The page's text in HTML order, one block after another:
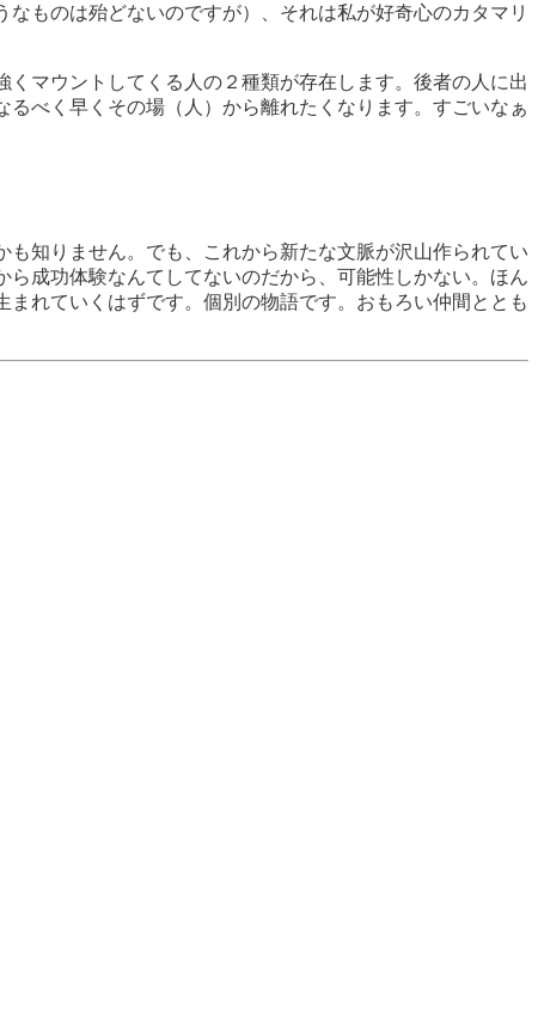
ものは殆どないのですが）、それは私が好奇心のカタマリ
マウントしてくる人の２種類が存在します。後者の人に出
べく早くその場（人）から離れたくなります。すごいなぁ
知りません。でも、これから新たな文脈が沢山作られてい
成功体験なんてしてないのだから、可能性しかない。ほん
れていくはずです。個別の物語です。おもろい仲間ととも